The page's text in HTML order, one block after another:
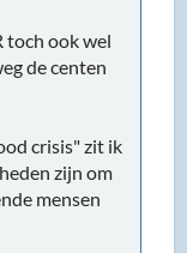
toch ook wel
de centen
crisis" zit ik
zijn om
mensen